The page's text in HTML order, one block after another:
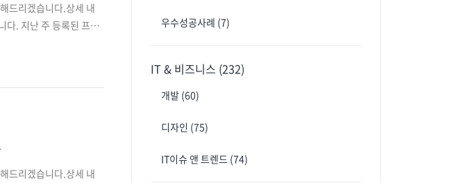
드리겠습니다.상세 내
다. 지난 주 등록된 프로
로 검색하여 마감순으
드리겠습니다.상세 내
우수성공사례 (7)
IT & 비즈니스 (232)
개발 (60)
디자인 (75)
IT이슈 앤 트렌드 (74)